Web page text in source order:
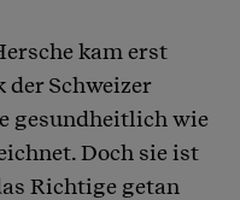
kam erst
der Schweizer
gesundheitlich wie
Doch sie ist
Richtige getan